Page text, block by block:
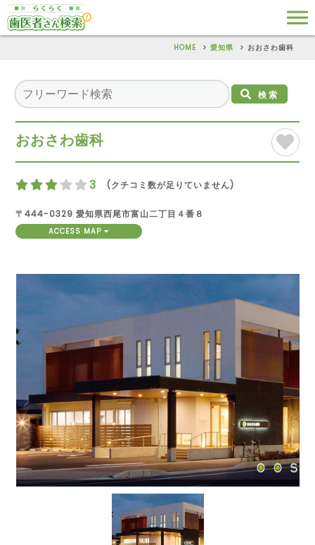
HOME 愛知県 おおさわ歯科
検索
おおさわ歯科
3 (クチコミ数が足りていません)
〒444-0329 愛知県西尾市富山二丁目４番８
ACCESS MAP